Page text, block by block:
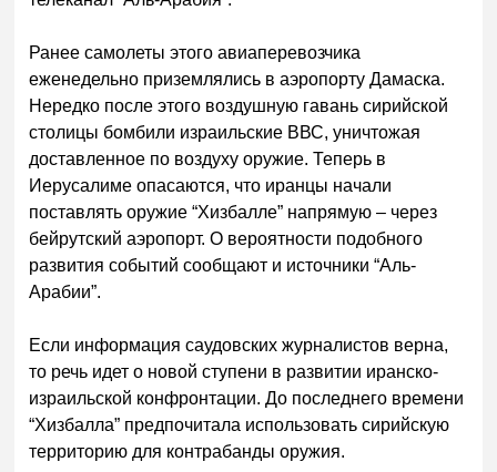
Ранее самолеты этого авиаперевозчика
еженедельно приземлялись в аэропорту Дамаска.
Нередко после этого воздушную гавань сирийской
столицы бомбили израильские ВВС, уничтожая
доставленное по воздуху оружие. Теперь в
Иерусалиме опасаются, что иранцы начали
поставлять оружие “Хизбалле” напрямую – через
бейрутский аэропорт. О вероятности подобного
развития событий сообщают и источники “Аль-
Арабии”.
Если информация саудовских журналистов верна,
то речь идет о новой ступени в развитии иранско-
израильской конфронтации. До последнего времени
“Хизбалла” предпочитала использовать сирийскую
территорию для контрабанды оружия.